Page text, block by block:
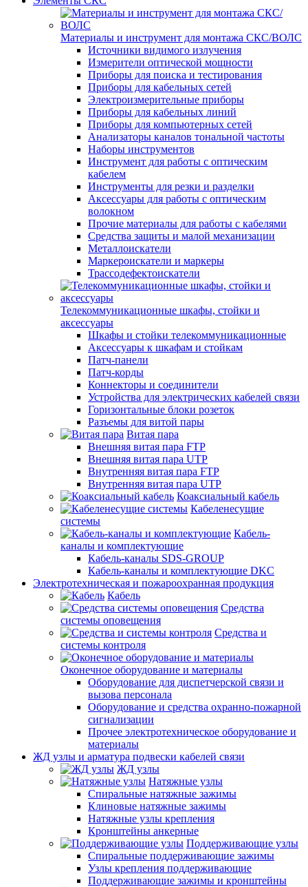
Материалы и инструмент для монтажа СКС/ВОЛС
Источники видимого излучения
Измерители оптической мощности
Приборы для поиска и тестирования
Приборы для кабельных сетей
Электроизмерительные приборы
Приборы для кабельных линий
Приборы для компьютерных сетей
Анализаторы каналов тональной частоты
Наборы инструментов
Инструмент для работы с оптическим
кабелем
Инструменты для резки и разделки
Аксессуары для работы с оптическим
волокном
Прочие материалы для работы с кабелями
Средства защиты и малой механизации
Металлоискатели
Маркероискатели и маркеры
Трассодефектоискатели
Телекоммуникационные шкафы, стойки и
аксессуары
Шкафы и стойки телекоммуникационные
Аксессуары к шкафам и стойкам
Патч-панели
Патч-корды
Коннекторы и соединители
Устройства для электрических кабелей связи
Горизонтальные блоки розеток
Разъемы для витой пары
Витая пара
Внешняя витая пара FTP
Внешняя витая пара UTP
Внутренняя витая пара FTP
Внутренняя витая пара UTP
Коаксиальный кабель
Кабеленесущие
системы
Кабель-
каналы и комплектующие
Кабель-каналы SDS-GROUP
Кабель-каналы и комплектующие DKC
Электротехническая и пожароохранная продукция
Кабель
Средства
системы оповещения
Средства и
системы контроля
Оконечное оборудование и материалы
Оборудование для диспетчерской связи и
вызова персонала
Оборудование и средства охранно-пожарной
сигнализации
Прочее электротехническое оборудование и
материалы
ЖД узлы и арматура подвески кабелей связи
ЖД узлы
Натяжные узлы
Спиральные натяжные зажимы
Клиновые натяжные зажимы
Натяжные узлы крепления
Кронштейны анкерные
Поддерживающие узлы
Спиральные поддерживающие зажимы
Узлы крепления поддерживающие
Поддерживающие зажимы и кронштейны